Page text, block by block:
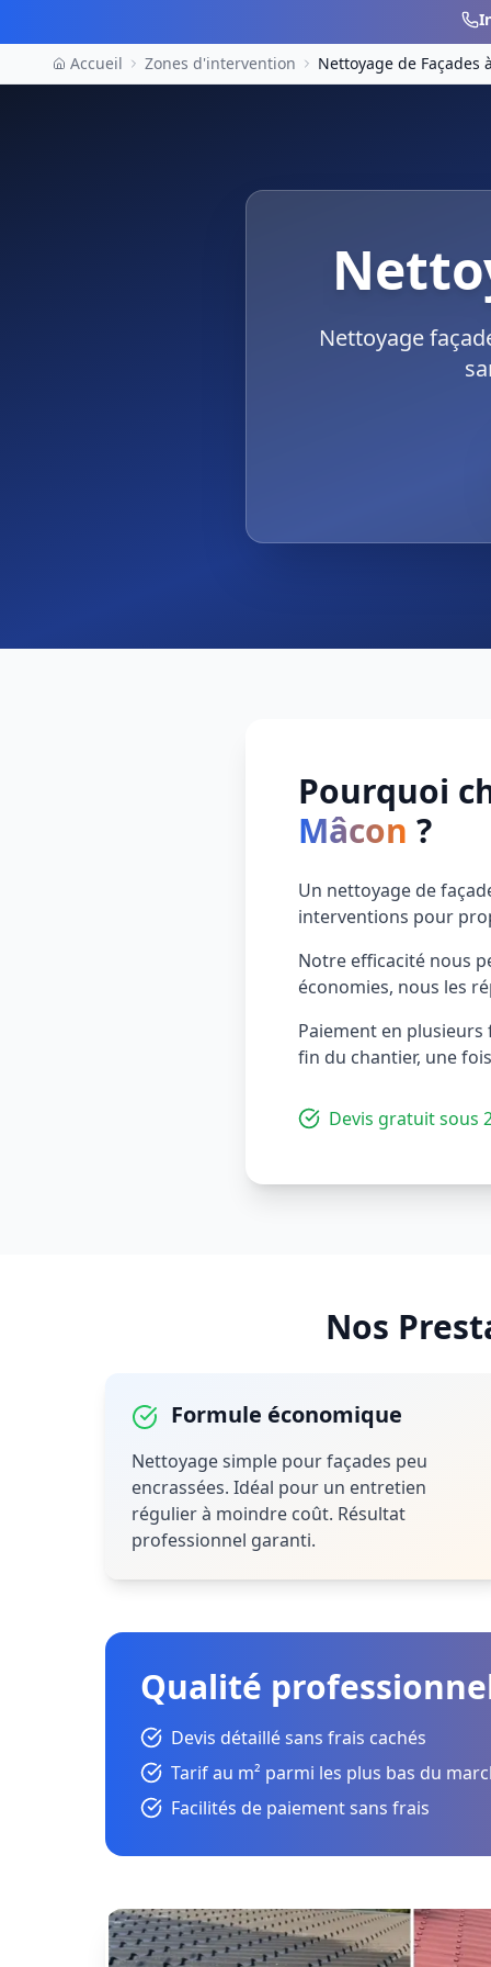
Accueil Zones d'intervention Nettoyage de Façades
Nettoyage
Pourquoi
Mâcon ?
Un nettoyage de
interventions pour
Notre efficacité nous
économies, nous les
Paiement en
fin du chantier, une
Devis gratuit sous
Nos
Formule économique
Nettoyage simple pour façades peu
encrassées. Idéal pour un entretien
régulier à moindre coût. Résultat
professionnel garanti.
Qualité
Devis détaillé sans frais cachés
Tarif au m² parmi les plus bas du
Facilités de paiement sans frais